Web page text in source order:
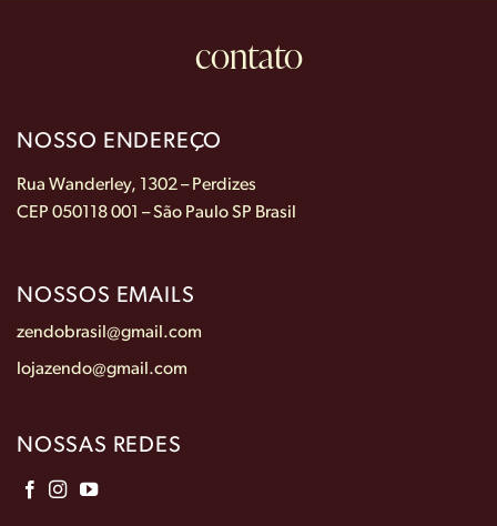
contato
NOSSO ENDEREÇO
Rua Wanderley, 1302 – Perdizes
CEP 050118 001 – São Paulo SP Brasil
NOSSOS EMAILS
zendobrasil@gmail.com
lojazendo@gmail.com
NOSSAS REDES